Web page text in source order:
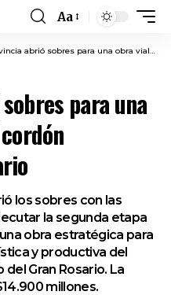
Font
Resizer
Aa
sobres para una obra vial clave del cordón industrial y portuario
para una
los sobres con las
la segunda etapa
obra estratégica para
y productiva del
Gran Rosario. La
millones.